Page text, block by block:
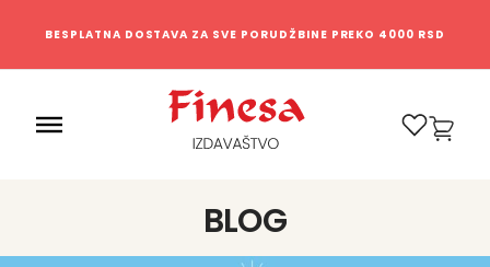
BESPLATNA DOSTAVA ZA SVE PORUDŽBINE PREKO 4000 RSD
BLOG